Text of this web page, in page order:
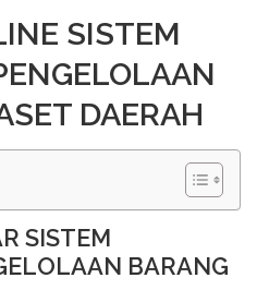
SISTEM
DAERAH
SISTEM
BARANG